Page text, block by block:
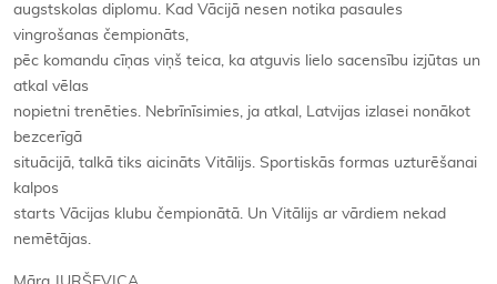
augstskolas diplomu. Kad Vācijā nesen notika pasaules
vingrošanas čempionāts,
pēc komandu cīņas viņš teica, ka atguvis lielo sacensību izjūtas un
atkal vēlas
nopietni trenēties. Nebrīnīsimies, ja atkal, Latvijas izlasei nonākot
bezcerīgā
situācijā, talkā tiks aicināts Vitālijs. Sportiskās formas uzturēšanai
kalpos
starts Vācijas klubu čempionātā. Un Vitālijs ar vārdiem nekad
nemētājas.